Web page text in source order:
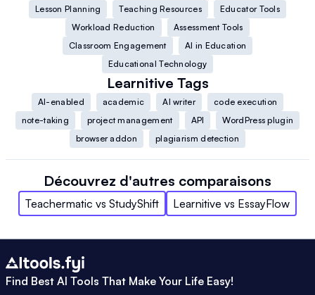
Lesson Planning Teaching Resources
Educator Tools
Workload Reduction
Assessment Tools
Classroom Engagement
AI in Education
Educational Technology
Learnitive Tags
AI-enabled academic AI writer
code execution
note-taking
project management API
WordPress plugin
browser addon
plagiarism detection
Découvrez d'autres comparaisons
Teachermatic vs StudyShift Learnitive vs EssayFlow
Find Best AI Tools That Make Your Life Easy!